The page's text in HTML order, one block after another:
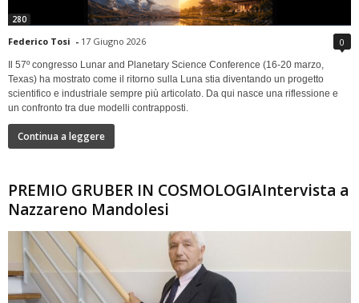
280
Federico Tosi - 17 Giugno 2026 0
Il 57º congresso Lunar and Planetary Science Conference (16-20 marzo,
Texas) ha mostrato come il ritorno sulla Luna stia diventando un progetto
scientifico e industriale sempre più articolato. Da qui nasce una riflessione e
un confronto tra due modelli contrapposti.
Continua a leggere
PREMIO GRUBER IN COSMOLOGIAIntervista a
Nazzareno Mandolesi